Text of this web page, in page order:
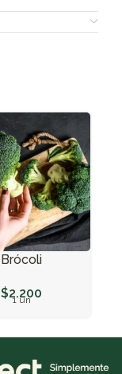
Brócoli
$2.200
1 un